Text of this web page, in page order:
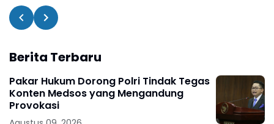
Berita Terbaru
Pakar Hukum Dorong Polri Tindak Tegas
Konten Medsos yang Mengandung
Provokasi